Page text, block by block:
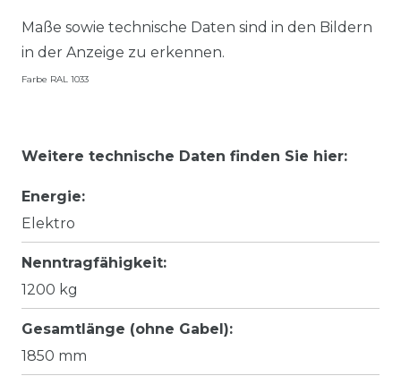
Maße sowie technische Daten sind in den Bildern
in der Anzeige zu erkennen.
Farbe RAL 1033
Weitere technische Daten finden Sie hier:
Energie:
Elektro
Nenntragfähigkeit:
1200 kg
Gesamtlänge (ohne Gabel):
1850 mm